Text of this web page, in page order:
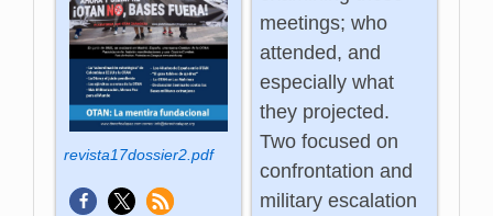
meetings; who
attended, and
especially what
they projected.
Two focused on
confrontation and
military escalation
revista17dossier2.pdf